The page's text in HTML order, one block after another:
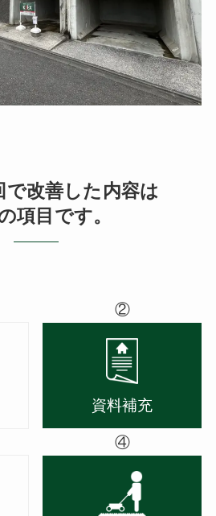
で改善した内容は
項目です。
②
資料補充
④